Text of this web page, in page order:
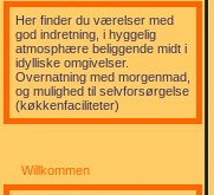
Her finder du værelser med
god indretning, i hyggelig
atmosphære beliggende midt i
idylliske omgivelser.
Overnatning med morgenmad,
og mulighed til selvforsørgelse
(køkkenfaciliteter)
Willkommen